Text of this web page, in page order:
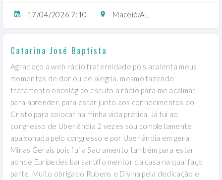
17/04/2026 7:10 Maceió/AL
Catarina José Baptista
Agradeço a web rádio fraternidade pois acalenta meus
momentos de dor ou de alegria, mesmo fazendo
tratamento oncológico escuto a rádio para me acalmar,
para aprender, para estar junto aos conhecimentos do
Cristo para colocar na minha vida prática. Já fui ao
congresso de Uberlândia 2 vezes sou completamente
apaixonada pelo congresso e por Uberlândia em geral
Minas Gerais pois fui a Sacramento também para estar
aonde Eurípedes barsanulfo mentor da casa na qual faço
parte. Muito obrigado Rubens e Divina pela dedicação e